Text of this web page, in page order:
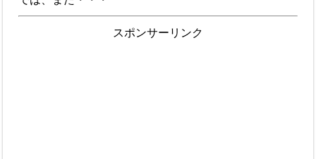
スポンサーリンク